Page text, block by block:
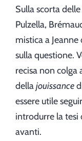
Sulla scorta
Pulzella,
mistica a
sulla questione.
recisa non colga
dellajouissance
essere utile
introdurre la tesi
avanti.